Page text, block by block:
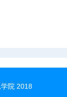
院 2018